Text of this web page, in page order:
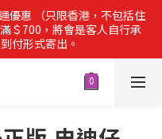
優惠 （只限香港，不包括住
＄700，將會是客人自行承
付形式寄出。